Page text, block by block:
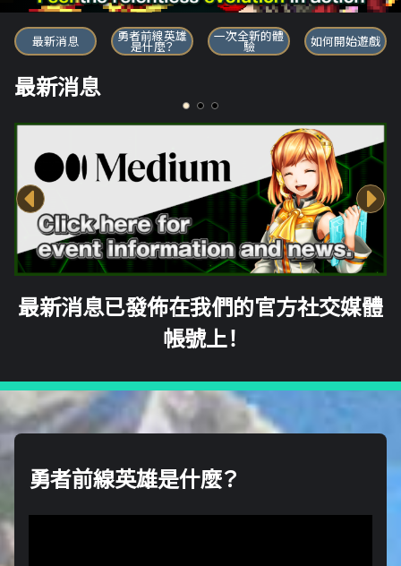
勇者前線英雄
最新消息 勇者前線英雄
是什麼？
一次全新的體
驗 如何開始遊戲
最新消息
最新消息已發佈在我們的官方社交媒體
帳號上！
勇者前線英雄是什麼？